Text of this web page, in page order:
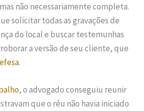
não necessariamente completa.
solicitar todas as gravações de
do local e buscar testemunhas
a versão de seu cliente, que
.
, o advogado conseguiu reunir
que o réu não havia iniciado